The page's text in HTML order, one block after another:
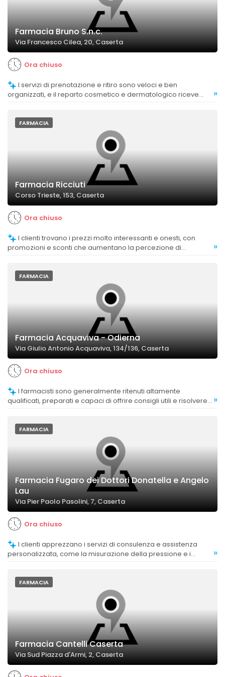
Farmacia Bruno S.n.c.
Via Francesco Cilea, 20, Caserta
Ora chiuso
organizzati, e il reparto cosmetico e dermatologico riceve
»
FARMACIA
Farmacia Ricciuti
Corso Trieste, 153, Caserta
Ora chiuso
promozioni e sconti che aumentano la percezione di
»
FARMACIA
Farmacia Acquaviva - Odierna
Via Giulio Antonio Acquaviva, 134/136, Caserta
Ora chiuso
qualificati, preparati e capaci di offrire consigli utili e risolvere
»
FARMACIA
Farmacia Fugaro dei Dottori Donatella e Angelo
Lau
Via Pier Paolo Pasolini, 7, Caserta
Ora chiuso
personalizzata, come la misurazione della pressione e i
»
FARMACIA
Farmacia Cantelli Caserta
Via Sud Piazza d'Armi, 2, Caserta